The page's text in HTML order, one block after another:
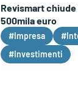
Revismart
500mila euro
#Impresa
#Investimenti